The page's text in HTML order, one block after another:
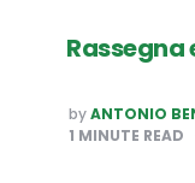
Rassegna
POSTED
BY
byANTONIO
1 MINUTE READ